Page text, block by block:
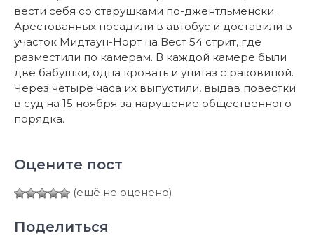
вести себя со старушками по-джентльменски.
Арестованных посадили в автобус и доставили в
участок Мидтаун-Норт на Вест 54 стрит, где
разместили по камерам. В каждой камере были
две бабушки, одна кровать и унитаз с раковиной.
Через четыре часа их выпустили, выдав повестки
в суд на 15 ноября за нарушение общественного
порядка.
Оцените пост
(ещё не оценено)
Поделиться